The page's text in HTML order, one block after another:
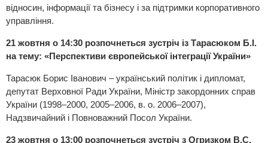
відносин, інформації та бізнесу і за підтримки корпоративного
управління.
21 жовтня о 14:30 розпочнеться зустріч із Тарасюком Б.І.
на тему: «Перспективи європейської інтеграції України»
Тарасюк Борис Іванович – український політик і дипломат,
депутат Верховної Ради України, Міністр закордонних справ
України (1998–2000, 2005–2006, в. о. 2006–2007),
Надзвичайний і Повноважний Посол України.
23 жовтня о 13:00 розпочнеться зустріч з Огризком В.С.